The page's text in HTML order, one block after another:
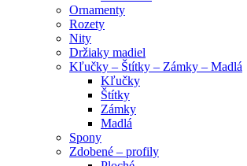
Ornamenty
Rozety
Nity
Držiaky madiel
Kľučky – Štítky – Zámky – Madlá
Kľučky
Štítky
Zámky
Madlá
Spony
Zdobené – profily